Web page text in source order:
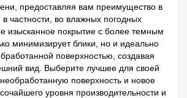
предоставляя вам преимущество в
частности, во влажных погодных
изысканное покрытие с более темным
минимизирует блики, но и идеально
поверхностью, создавая
вид. Выберите лучшее для своей
поверхность и новое
уровня производительности и